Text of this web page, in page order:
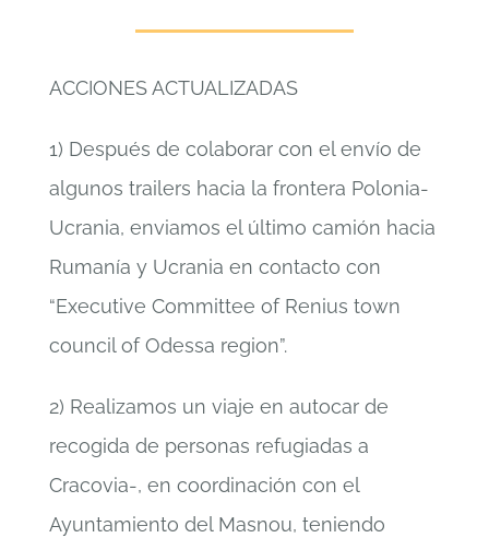
ACCIONES ACTUALIZADAS
1) Después de colaborar con el envío de
algunos trailers hacia la frontera Polonia-
Ucrania, enviamos el último camión hacia
Rumanía y Ucrania en contacto con
“Executive Committee of Renius town
council of Odessa region”.
2) Realizamos un viaje en autocar de
recogida de personas refugiadas a
Cracovia-, en coordinación con el
Ayuntamiento del Masnou, teniendo